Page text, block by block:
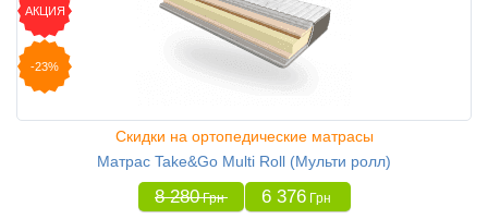
АКЦИЯ
-23%
Скидки на ортопедические матрасы
Матрас Take&Go Multi Roll (Мульти ролл)
8 280 Грн 6 376 Грн